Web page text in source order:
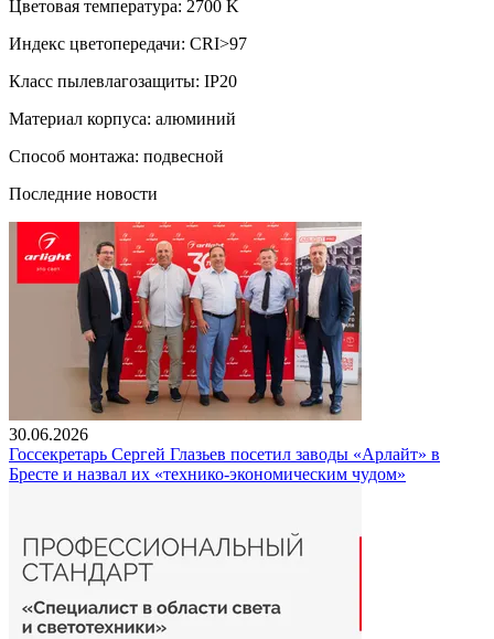
Цветовая температура: 2700 K
Индекс цветопередачи: CRI>97
Класс пылевлагозащиты: IP20
Материал корпуса: алюминий
Способ монтажа: подвесной
Последние новости
30.06.2026
Госсекретарь Сергей Глазьев посетил заводы «Арлайт» в
Бресте и назвал их «технико-экономическим чудом»